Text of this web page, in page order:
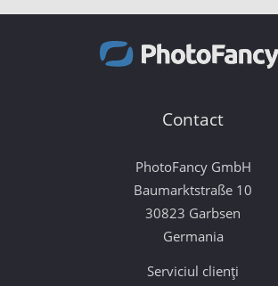
Contact
PhotoFancy GmbH
Baumarktstraße 10
30823 Garbsen
Germania
Serviciul clienți